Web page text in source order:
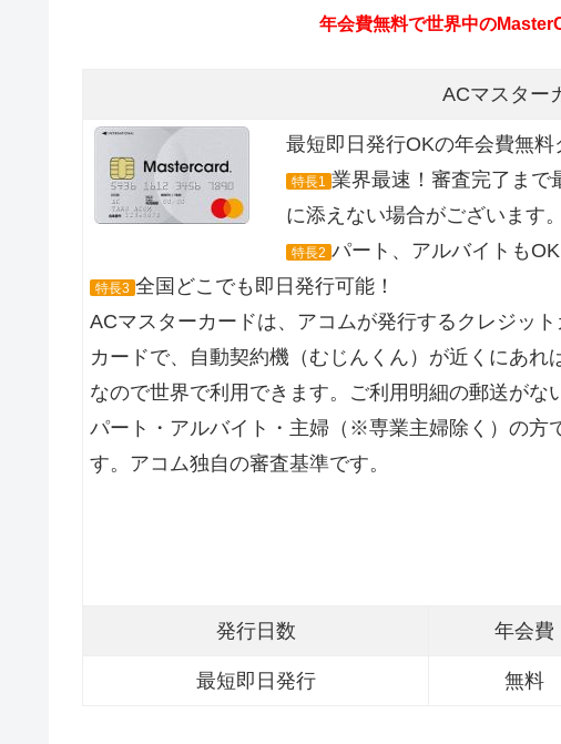
年会費無料で世界中の
ACマスター
最短即日発行OKの年会費無料
特長1 業界最速！審査完了ま
に添えない場合がございます。
特長2 パート、アルバイトも
特長3 全国どこでも即日発行可能！
ACマスターカードは、アコムが発行するクレジッ
カードで、自動契約機（むじんくん）が近くにあ
なので世界で利用できます。ご利用明細の郵送がな
パート・アルバイト・主婦（※専業主婦除く）の方
す。アコム独自の審査基準です。
発行日数 年会費
最短即日発行 無料